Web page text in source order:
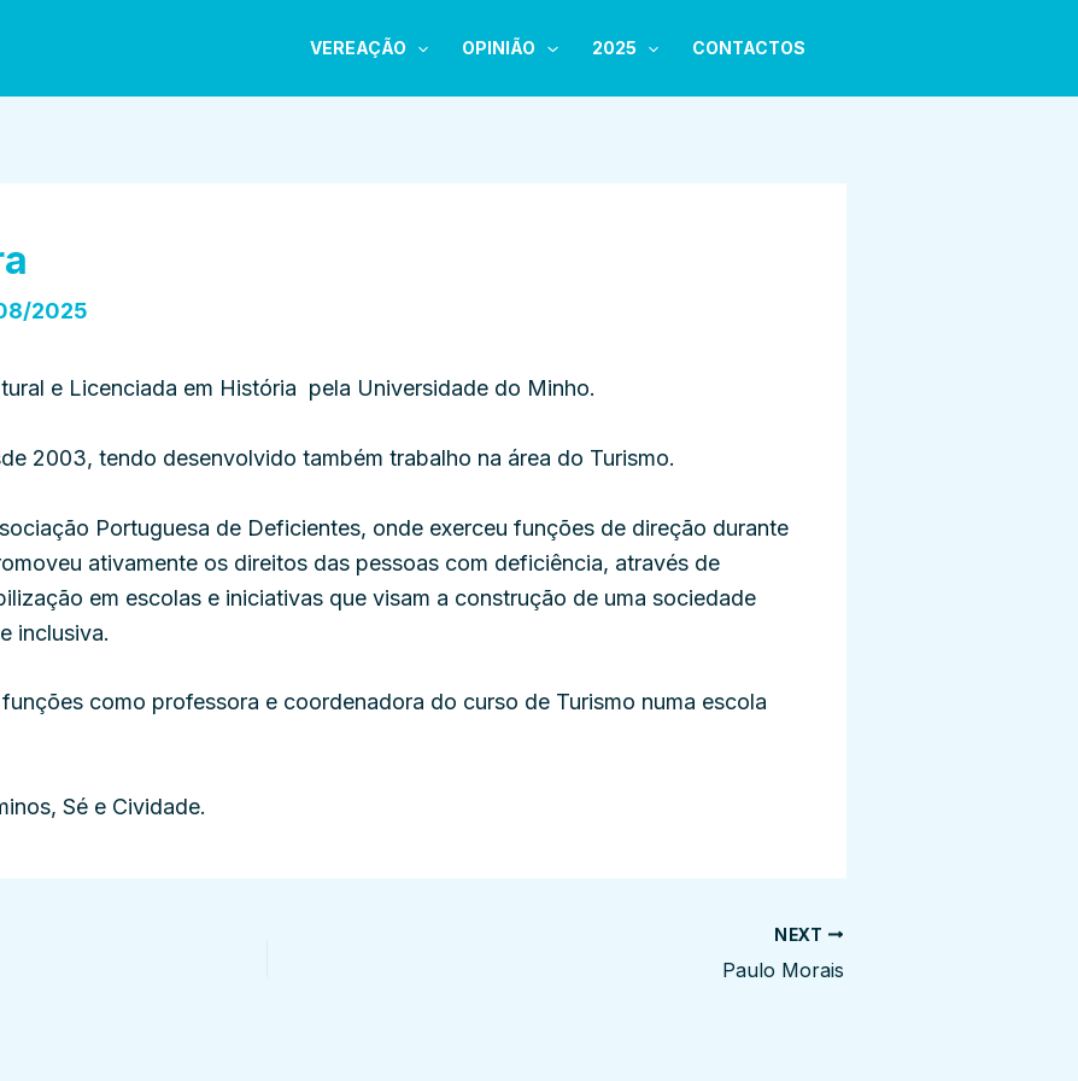
VEREAÇÃO OPINIÃO 2025 CONTACTOS
2025
e Licenciada em História pela Universidade do Minho.
2003, tendo desenvolvido também trabalho na área do Turismo.
Portuguesa de Deficientes, onde exerceu funções de direção durante
ativamente os direitos das pessoas com deficiência, através de
em escolas e iniciativas que visam a construção de uma sociedade
inclusiva.
como professora e coordenadora do curso de Turismo numa escola
Sé e Cividade.
NEXT
Paulo Morais